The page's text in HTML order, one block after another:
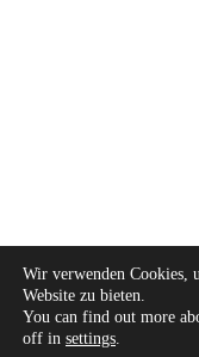
Wir verwenden Cookies,
Website zu bieten.
You can find out more
off in settings.